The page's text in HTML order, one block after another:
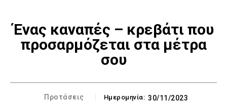
Ένας καναπές – κρεβάτι που
προσαρμόζεται στα μέτρα
σου
Προτάσεις Ημερομηνία: 30/11/2023